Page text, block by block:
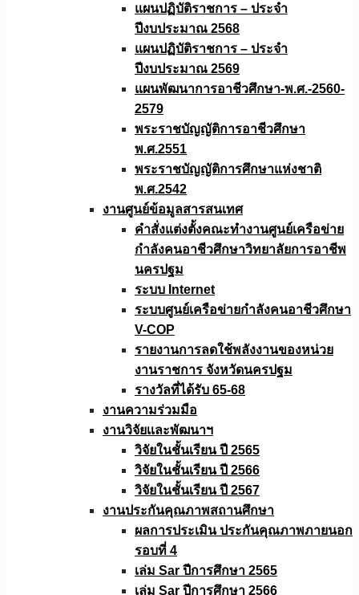
แผนปฏิบัติราชการ – ประจำ
ปีงบประมาณ 2568
แผนปฏิบัติราชการ – ประจำ
ปีงบประมาณ 2569
แผนพัฒนาการอาชีวศึกษา-พ.ศ.-2560-
2579
พระราชบัญญัติการอาชีวศึกษา
พ.ศ.2551
พระราชบัญญัติการศึกษาแห่งชาติ
พ.ศ.2542
งานศูนย์ข้อมูลสารสนเทศ
คำสั่งแต่งตั้งคณะทำงานศูนย์เครือข่าย
กำลังคนอาชีวศึกษาวิทยาลัยการอาชีพ
นครปฐม
ระบบ Internet
ระบบศูนย์เครือข่ายกำลังคนอาชีวศึกษา
V-COP
รายงานการลดใช้พลังงานของหน่วย
งานราชการ จังหวัดนครปฐม
รางวัลที่ได้รับ 65-68
งานความร่วมมือ
งานวิจัยเเละพัฒนาฯ
วิจัยในชั้นเรียน ปี 2565
วิจัยในชั้นเรียน ปี 2566
วิจัยในชั้นเรียน ปี 2567
งานประกันคุณภาพสถานศึกษา
ผลการประเมิน ประกันคุณภาพภายนอก
รอบที่ 4
เล่ม Sar ปีการศึกษา 2565
เล่ม Sar ปีการศึกษา 2566